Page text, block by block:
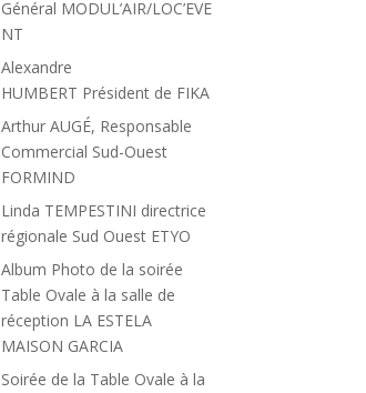
Général MODUL’AIR/LOC’EVE
NT
Alexandre
HUMBERT Président de FIKA
Arthur AUGÉ, Responsable
Commercial Sud-Ouest
FORMIND
Linda TEMPESTINI directrice
régionale Sud Ouest ETYO
Album Photo de la soirée
Table Ovale à la salle de
réception LA ESTELA
MAISON GARCIA
Soirée de la Table Ovale à la